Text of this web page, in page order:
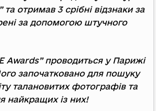
та отримав 3 срібні відзнаки за
за допомогою штучного
Awards” проводиться у Парижі
започатковано для пошуку
талановитих фотографів та
найкращих із них!